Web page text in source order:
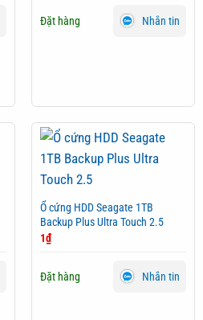
Đặt hàng Nhắn tin
Ổ cứng HDD Seagate 1TB
Backup Plus Ultra Touch 2.5
1₫
Đặt hàng Nhắn tin